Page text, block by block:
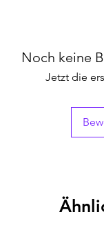
Noch keine
Jetzt die